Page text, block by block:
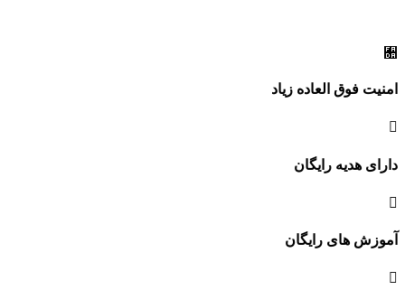
امنیت فوق العاده زیاد
دارای هدیه رایگان
آموزش های رایگان